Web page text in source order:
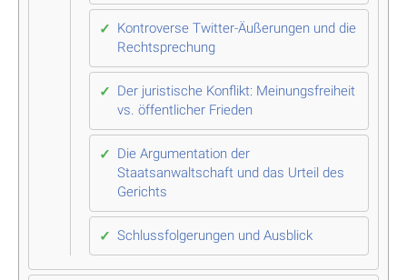
Kontroverse Twitter-Äußerungen und die
Rechtsprechung
Der juristische Konflikt: Meinungsfreiheit
vs. öffentlicher Frieden
Die Argumentation der
Staatsanwaltschaft und das Urteil des
Gerichts
Schlussfolgerungen und Ausblick